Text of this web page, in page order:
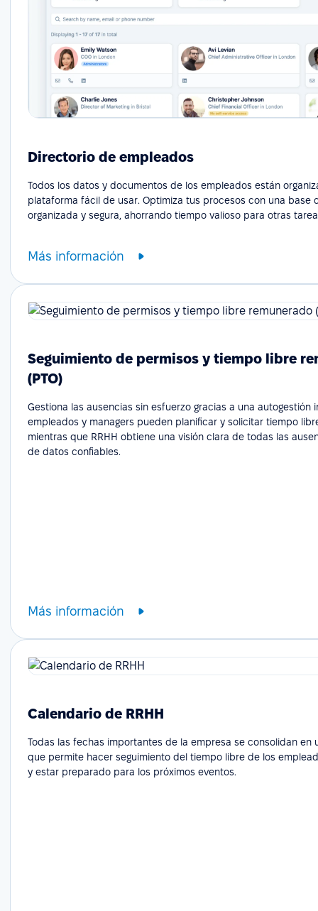
Directorio de empleados
Todos los datos y documentos de los empleados están
plataforma fácil de usar. Optimiza tus procesos con una base
organizada y segura, ahorrando tiempo valioso para otras
Más información
Seguimiento de permisos y tiempo libre
(PTO)
Gestiona las ausencias sin esfuerzo gracias a una autogestión
empleados y managers pueden planificar y solicitar tiempo
mientras que RRHH obtiene una visión clara de todas las
de datos confiables.
Más información
Calendario de RRHH
Todas las fechas importantes de la empresa se consolidan en
que permite hacer seguimiento del tiempo libre de los
y estar preparado para los próximos eventos.